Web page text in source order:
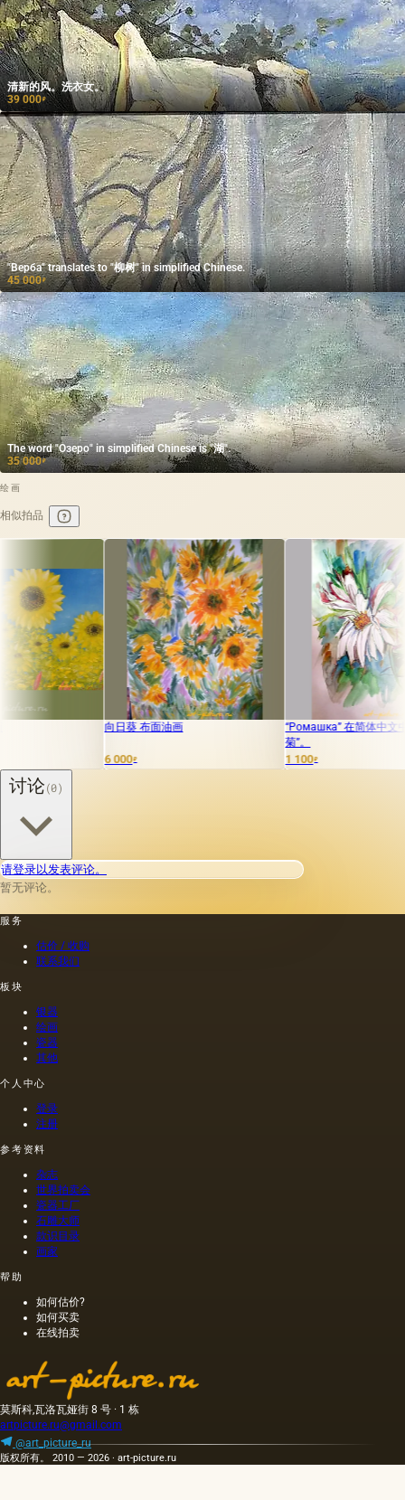
清新的风。洗衣女。
39 000₽
"Верба" translates to "柳树" in simplified Chinese.
45 000₽
The word "Озеро" in simplified Chinese is "湖".
35 000₽
绘画
相似拍品
向日葵 布面油画
“Ромашка” 在简体中文中翻译为“雏
讨论(0)
请登录以发表评论。
暂无评论。
服务
估价 / 收购
联系我们
板块
银器
绘画
瓷器
其他
个人中心
登录
注册
参考资料
杂志
世界拍卖会
瓷器工厂
石雕大师
款识目录
画家
帮助
如何估价?
如何买卖
在线拍卖
莫斯科,瓦洛瓦娅街 8 号 · 1 栋
artpicture.ru@gmail.com
@art_picture_ru
版权所有。 2010 — 2026 · art-picture.ru